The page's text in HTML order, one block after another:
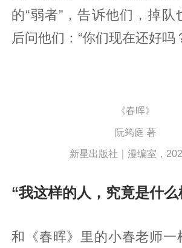
的“弱者”，告诉他们，掉队
后问他们：“你们现在还好吗
《春晖》
阮筠庭 著
新星出版社｜漫编室，
“我这样的人，究竟是什么
和《春晖》里的小春老师一